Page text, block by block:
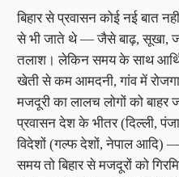
बिहार से प्रवासन कोई नई बात
से भी जाते थे — जैसे बाढ़, सूखा,
तलाश। लेकिन समय के साथ
खेती से कम आमदनी, गांव में
मजदूरी का लालच लोगों को
प्रवासन देश के भीतर (दिल्ली,
विदेशों (गल्फ देशों, नेपाल आदि)
समय तो बिहार से मजदूरों को